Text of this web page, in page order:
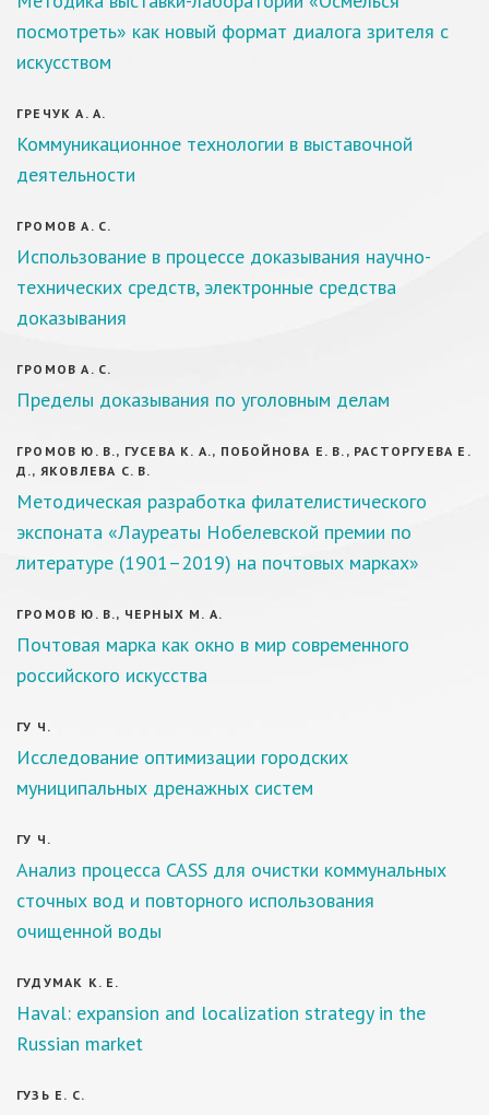
посмотреть» как новый формат диалога зрителя с
искусством
ГРЕЧУК А. А.
Коммуникационное технологии в выставочной
деятельности
ГРОМОВ А. С.
Использование в процессе доказывания научно-
технических средств, электронные средства
доказывания
ГРОМОВ А. С.
Пределы доказывания по уголовным делам
ГРОМОВ Ю. В., ГУСЕВА К. А., ПОБОЙНОВА Е. В., РАСТОРГУЕВА Е.
Д., ЯКОВЛЕВА С. В.
Методическая разработка филателистического
экспоната «Лауреаты Нобелевской премии по
литературе (1901–2019) на почтовых марках»
ГРОМОВ Ю. В., ЧЕРНЫХ М. А.
Почтовая марка как окно в мир современного
российского искусства
ГУ Ч.
Исследование оптимизации городских
муниципальных дренажных систем
ГУ Ч.
Анализ процесса CASS для очистки коммунальных
сточных вод и повторного использования
очищенной воды
ГУДУМАК К. Е.
Haval: expansion and localization strategy in the
Russian market
ГУЗЬ Е. С.